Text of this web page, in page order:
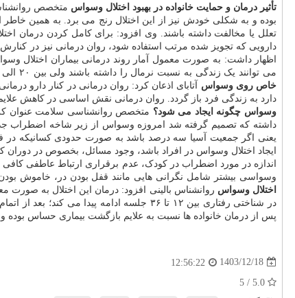
تأثیر درمان و حمایت خانواده در بهبود اختلال وسواس متخصص
بوده و به شکلی خودش نیز از این اختلال رنج می برد. به همین خاطر
تعلل یا مخالفت داشته باشند. وی افزود: برای کامل کردن درمان
می توانند یک زندگی به نسبت نرمال را داشته باشند ولی بین ۲۰ الی ۴۰ درصد بیماران وجود دارند که مقاوم بوده و هیچ تغییری در روند درمان یا بهبودی ایجاد نخواهد شد.
خاص روی وسواس آتابای اذعان کرد: روان درمانی در کنار دارو
دارد به زندگی فرد باز گردد. روان درمانی نقش اساسی در کاهش علایم
وسواس چگونه ایجاد می شود؟ متخصص روانشناسی سلامت عنوان
ایجاد اختلال وسواس در افراد باشد، وجود مسائل، بخصوص در
اندازه در مورد اضطراب در کودک، عدم برقراری ارتباط عاطفی
وسواسی بیشتر شامل نگرانی هایی مانند قفل بودن در، خاموش
اختلال وسواس
در شناختی رفتاری بین ۱۲ تا ۳۶ جلسه ادامه پیدا می کند؛ بعد از اتمام دوره
پس از درمان خانواده ها نسبت به علایم بازگشت بیماری حساس بوده
1403/12/18
12:56:22